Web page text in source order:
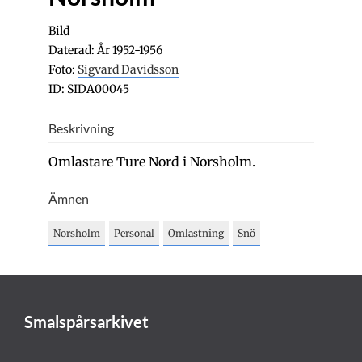
Bild
Daterad: År 1952-1956
Foto: Sigvard Davidsson
ID: SIDA00045
Beskrivning
Omlastare Ture Nord i Norsholm.
Ämnen
Norsholm Personal Omlastning Snö
Smalspårsarkivet